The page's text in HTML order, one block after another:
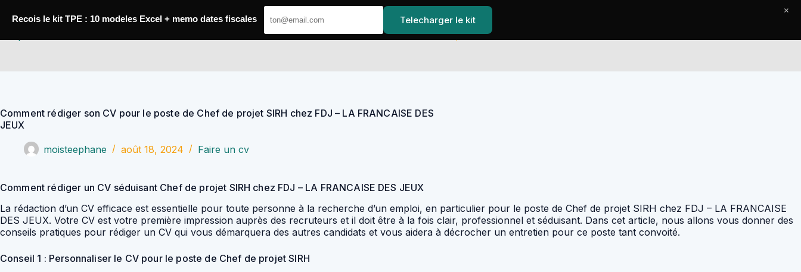
Comment rédiger son CV pour le poste de Chef de projet SIRH chez FDJ – LA FRANCAISE DES
JEUX
moisteephane août 18, 2024 Faire un cv
Comment rédiger un CV séduisant Chef de projet SIRH chez FDJ – LA FRANCAISE DES JEUX
La rédaction d’un CV efficace est essentielle pour toute personne à la recherche d’un emploi, en particulier pour le poste de Chef de projet SIRH chez FDJ – LA FRANCAISE
DES JEUX. Votre CV est votre première impression auprès des recruteurs et il doit être à la fois clair, professionnel et séduisant. Dans cet article, nous allons vous donner des
conseils pratiques pour rédiger un CV qui vous démarquera des autres candidats et vous aidera à décrocher un entretien pour ce poste tant convoité.
Conseil 1 : Personnaliser le CV pour le poste de Chef de projet SIRH
Recois le kit TPE : 10 modeles Excel + memo dates fiscales Telecharger le kit
×